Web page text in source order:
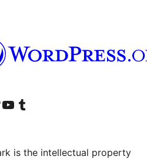
kontuTikTok kontu
Apmeklējiet mūsu YouTube kanālu
Apmeklējiet mūsu Tumblr kontu
is the intellectual property